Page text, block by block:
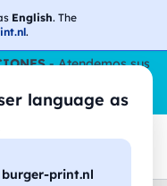
English. The
.
language as
print.nl
- Atendemos sus
en agosto.
Sin parar